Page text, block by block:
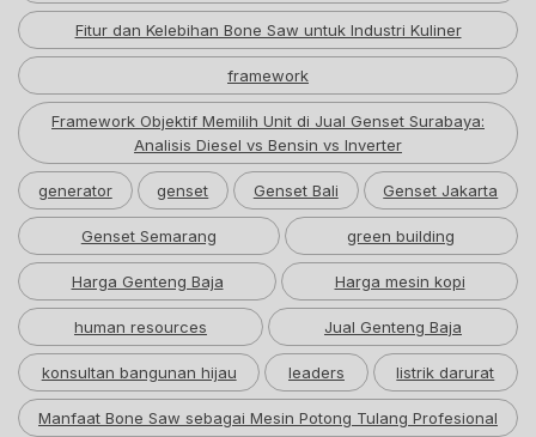
Fitur dan Kelebihan Bone Saw untuk Industri Kuliner
framework
Framework Objektif Memilih Unit di Jual Genset Surabaya:
Analisis Diesel vs Bensin vs Inverter
generator genset Genset Bali Genset Jakarta
Genset Semarang green building
Harga Genteng Baja Harga mesin kopi
human resources Jual Genteng Baja
konsultan bangunan hijau leaders listrik darurat
Manfaat Bone Saw sebagai Mesin Potong Tulang Profesional